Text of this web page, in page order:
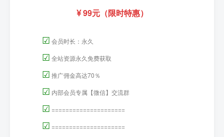
99元（限时特惠）
☑ 会员时长：永久
☑ 全站资源永久免费获取
☑ 推广佣金高达70％
☑ 内部会员专属【微信】交流群
☑ =====================
☑ =====================